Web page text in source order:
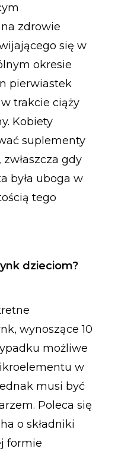
zdrowie
się w
okresie
pierwiastek
trakcie ciąży
Kobiety
suplementy
gdy
była uboga w
tego
dzieciom?
wynoszące 10
możliwe
w
musi być
Poleca się
o składniki
formie